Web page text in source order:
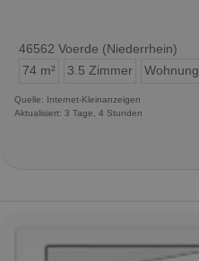
46562 Voerde (Niederrhein)
74 m²
3.5 Zimmer Wohnung
Quelle: Internet-Kleinanzeigen
Aktualisiert: 3 Tage, 4 Stunden